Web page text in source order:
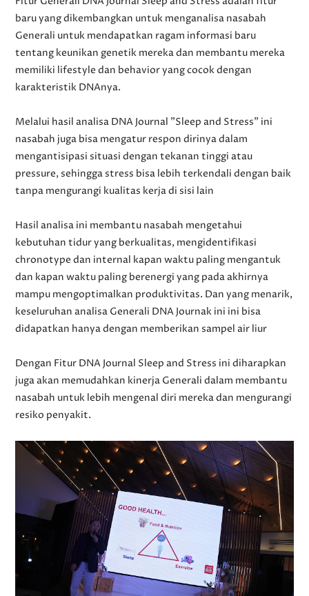
baru yang dikembangkan untuk menganalisa nasabah
Generali untuk mendapatkan ragam informasi baru
tentang keunikan genetik mereka dan membantu mereka
memiliki lifestyle dan behavior yang cocok dengan
karakteristik DNAnya.
Melalui hasil analisa DNA Journal "Sleep and Stress" ini
nasabah juga bisa mengatur respon dirinya dalam
mengantisipasi situasi dengan tekanan tinggi atau
pressure, sehingga stress bisa lebih terkendali dengan baik
tanpa mengurangi kualitas kerja di sisi lain
Hasil analisa ini membantu nasabah mengetahui
kebutuhan tidur yang berkualitas, mengidentifikasi
chronotype dan internal kapan waktu paling mengantuk
dan kapan waktu paling berenergi yang pada akhirnya
mampu mengoptimalkan produktivitas. Dan yang menarik,
keseluruhan analisa Generali DNA Journak ini ini bisa
didapatkan hanya dengan memberikan sampel air liur
Dengan Fitur DNA Journal Sleep and Stress ini diharapkan
juga akan memudahkan kinerja Generali dalam membantu
nasabah untuk lebih mengenal diri mereka dan mengurangi
resiko penyakit.